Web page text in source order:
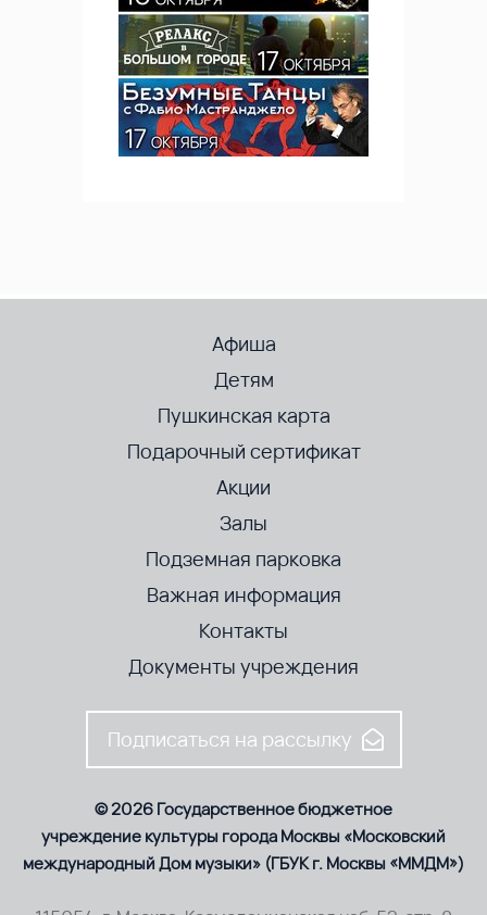
Афиша
Детям
Пушкинская карта
Подарочный сертификат
Акции
Залы
Подземная парковка
Важная информация
Контакты
Документы учреждения
Подписаться на рассылку
© 2026 Государственное бюджетное
учреждение культуры города Москвы «Московский
международный Дом музыки» (ГБУК г. Москвы «ММДМ»)